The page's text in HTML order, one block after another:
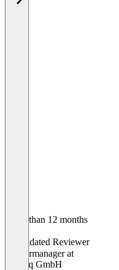
Older than 12 months
Validated Reviewer
Partnermanagerat
emetriq GmbH